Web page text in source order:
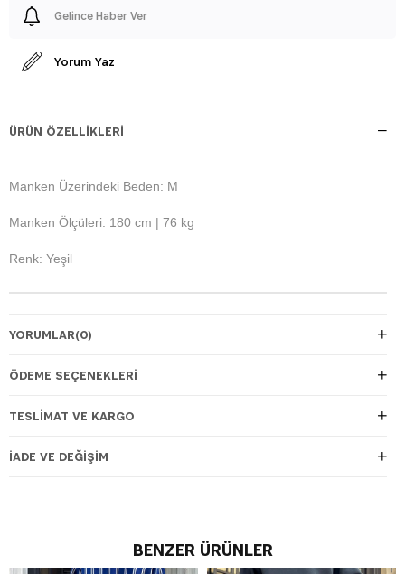
Gelince Haber Ver
Yorum Yaz
ÜRÜN ÖZELLIKLERI
Manken Üzerindeki Beden: M
Manken Ölçüleri: 180 cm | 76 kg
Renk: Yeşil
YORUMLAR(0)
ÖDEME SEÇENEKLERI
TESLIMAT VE KARGO
İADE VE DEĞIŞIM
BENZER ÜRÜNLER